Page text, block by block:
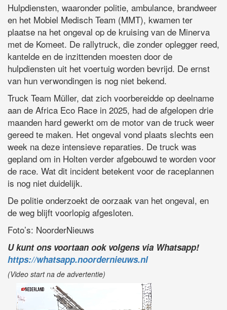
Hulpdiensten, waaronder politie, ambulance, brandweer
en het Mobiel Medisch Team (MMT), kwamen ter
plaatse na het ongeval op de kruising van de Minerva
met de Komeet. De rallytruck, die zonder oplegger reed,
kantelde en de inzittenden moesten door de
hulpdiensten uit het voertuig worden bevrijd. De ernst
van hun verwondingen is nog niet bekend.
Truck Team Müller, dat zich voorbereidde op deelname
aan de Africa Eco Race in 2025, had de afgelopen drie
maanden hard gewerkt om de motor van de truck weer
gereed te maken. Het ongeval vond plaats slechts een
week na deze intensieve reparaties. De truck was
gepland om in Holten verder afgebouwd te worden voor
de race. Wat dit incident betekent voor de raceplannen
is nog niet duidelijk.
De politie onderzoekt de oorzaak van het ongeval, en
de weg blijft voorlopig afgesloten.
Foto’s: NoorderNieuws
U kunt ons voortaan ook volgens via Whatsapp!
https://whatsapp.noordernieuws.nl
(Video start na de advertentie)